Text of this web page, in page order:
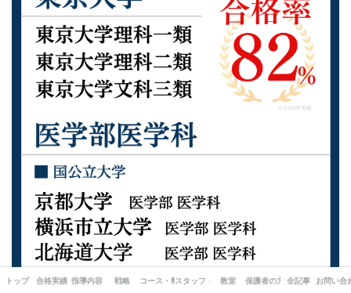
トップ 合格実績 指導内容 戦略 コース・料金スタッフ・出版書籍
教室 保護者の方へ全記事 お問い合